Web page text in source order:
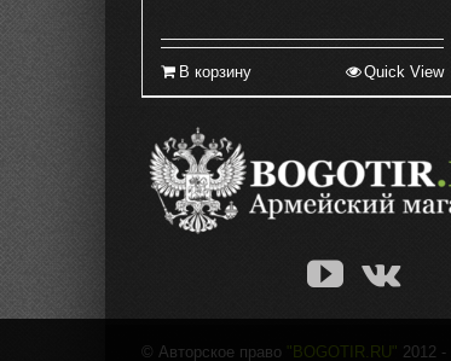
В корзину Quick View
© Авторское право "BOGOTIR.RU" 2012 -